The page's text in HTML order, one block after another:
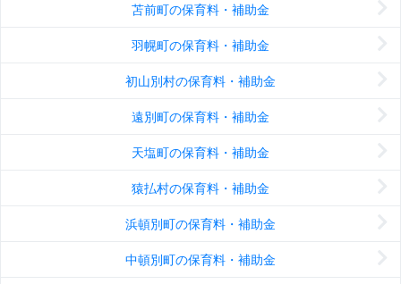
苫前町の保育料・補助金
羽幌町の保育料・補助金
初山別村の保育料・補助金
遠別町の保育料・補助金
天塩町の保育料・補助金
猿払村の保育料・補助金
浜頓別町の保育料・補助金
中頓別町の保育料・補助金